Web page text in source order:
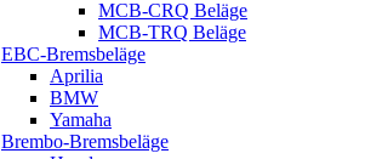
MCB-CRQ Beläge
MCB-TRQ Beläge
EBC-Bremsbeläge
Aprilia
BMW
Yamaha
Brembo-Bremsbeläge